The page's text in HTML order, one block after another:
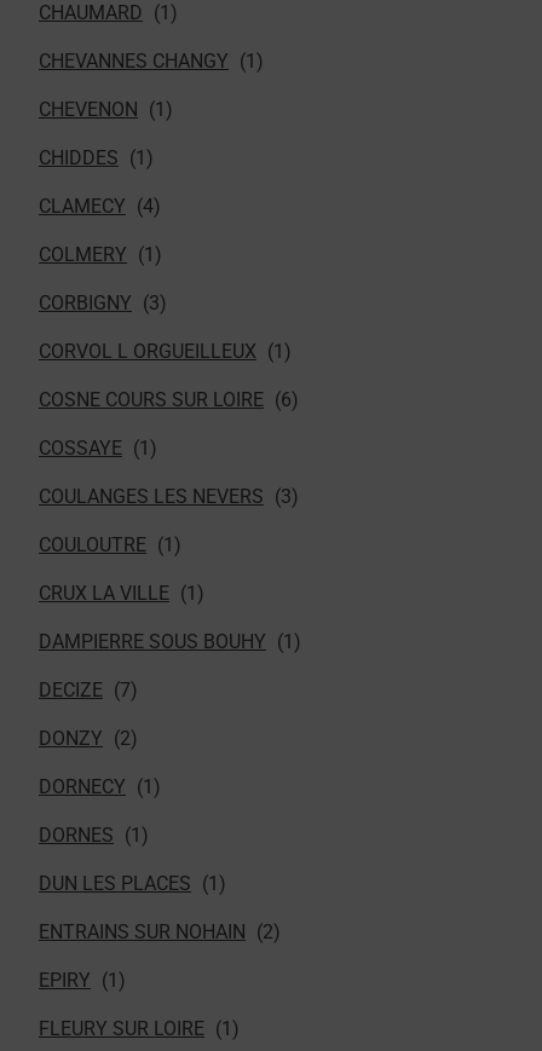
CHAUMARD
CHEVANNES CHANGY
CHEVENON
CHIDDES
CLAMECY
COLMERY
CORBIGNY
CORVOL L ORGUEILLEUX
COSNE COURS SUR LOIRE
COSSAYE
COULANGES LES NEVERS
COULOUTRE
CRUX LA VILLE
DAMPIERRE SOUS BOUHY
DECIZE
DONZY
DORNECY
DORNES
DUN LES PLACES
ENTRAINS SUR NOHAIN
EPIRY
FLEURY SUR LOIRE